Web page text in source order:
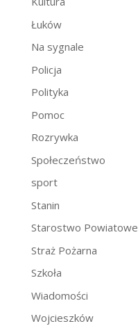
Łuków
Na sygnale
Policja
Polityka
Pomoc
Rozrywka
Społeczeństwo
sport
Stanin
Starostwo Powiatowe
Straż Pożarna
Szkoła
Wiadomości
Wojcieszków